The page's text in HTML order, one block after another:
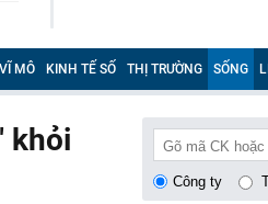
VĨ MÔ KINH TẾ SỐ THỊ TRƯỜNG SỐNG
khỏi
Công ty